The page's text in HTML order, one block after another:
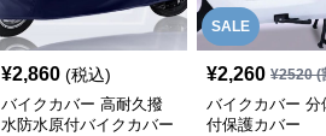
¥2,860 (税込)
バイクカバー 高耐久撥
水防水原付バイクカバー
SALE
¥2,260 ¥2520(
バイクカバー 分
付保護カバー